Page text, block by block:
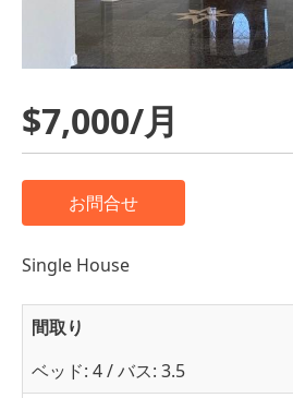
$7,000/月
お問合せ
Single House
間取り
ベッド: 4 / バス: 3.5